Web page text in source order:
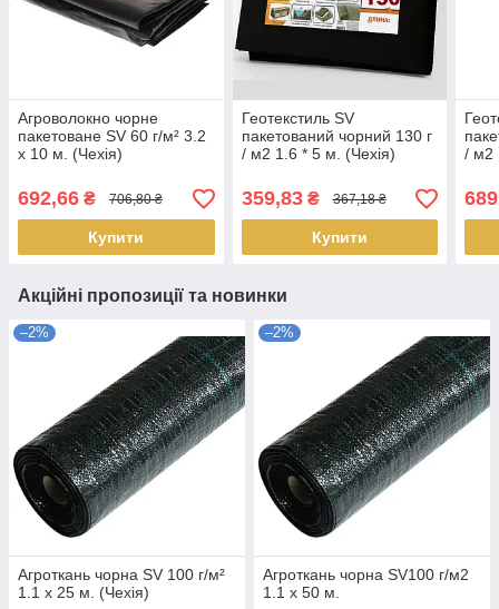
Агроволокно чорне
пакетоване SV 60 г/м² 3.2
х 10 м. (Чехія)
692,66 ₴ 706,80 ₴
Купити
Геотекстиль SV
пакетований чорний 130 г
/ м2 1.6 * 5 м. (Чехія)
359,83₴ 367,18 ₴
Купити
/ м2
Акційні пропозиції та новинки
–2%
Агроткань чорна SV 100 г/м²
1.1 х 25 м. (Чехія)
–2%
Агроткань чорна SV100 г/м2
1.1 х 50 м.